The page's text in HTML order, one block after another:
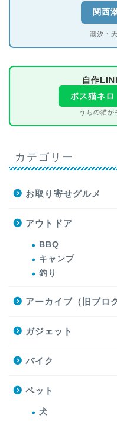
関西
潮汐・
自作
ボス猫ネロ
うちの猫
カテゴリー
お取り寄せグルメ
アウトドア
BBQ
キャンプ
釣り
アーカイブ（旧ブロ
ガジェット
バイク
ペット
犬